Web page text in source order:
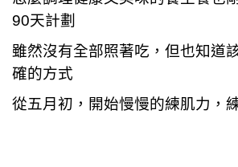
90天計劃
雖然沒有全部照著吃，但也知道
確的方式
從五月初，開始慢慢的練肌力，